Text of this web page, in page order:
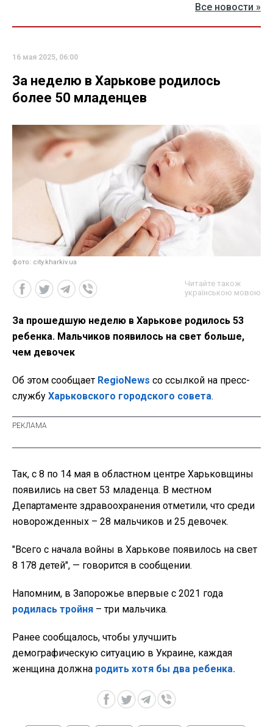
Все новости »
16 мая 2025, 06:00
За неделю в Харькове родилось
более 50 младенцев
фото: city.kharkiv.ua
Читайте також
українською мовою
За прошедшую неделю в Харькове родилось 53
ребенка. Мальчиков появилось на свет больше,
чем девочек
Об этом сообщает RegioNews со ссылкой на пресс-
службу Харьковского городского совета.
Так, с 8 по 14 мая в областном центре Харьковщины
появились на свет 53 младенца. В местном
Департаменте здравоохранения отметили, что среди
новорожденных – 28 мальчиков и 25 девочек.
"Всего с начала войны в Харькове появилось на свет
8 178 детей", — говорится в сообщении.
Напомним, в Запорожье впервые с 2021 года
родилась тройня – три мальчика.
Ранее сообщалось, чтобы улучшить
демографическую ситуацию в Украине, каждая
женщина должна родить хотя бы два ребенка.